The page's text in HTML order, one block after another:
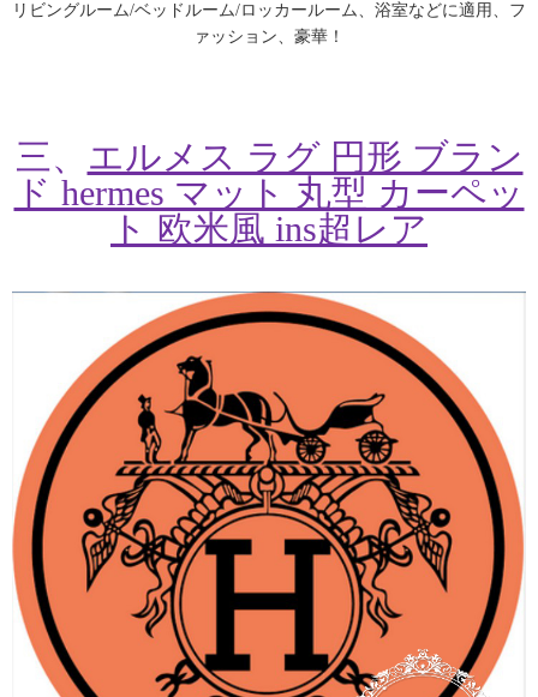
リビングルーム/ベッドルーム/ロッカールーム、浴室などに適用、フ
ァッション、豪華！
三、 エルメス ラグ 円形 ブラン
ド hermes マット 丸型 カーペッ
ト 欧米風 ins超レア